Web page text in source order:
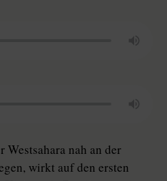
Westsahara nah an der
wirkt auf den ersten